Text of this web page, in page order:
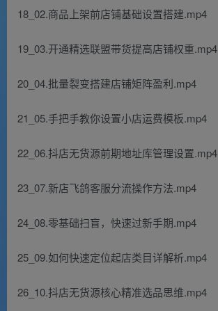
18_02.商品上架前店铺基础设置搭建.mp4
19_03.开通精选联盟带货提高店铺权重.mp4
20_04.批量裂变搭建店铺矩阵盈利.mp4
21_05.手把手教你设置小店运费模板.mp4
22_06.抖店无货源前期地址库管理设置.mp4
23_07.新店飞鸽客服分流操作方法.mp4
24_08.零基础扫盲，快速过新手期.mp4
25_09.如何快速定位起店类目详解析.mp4
26_10.抖店无货源核心精准选品思维.mp4